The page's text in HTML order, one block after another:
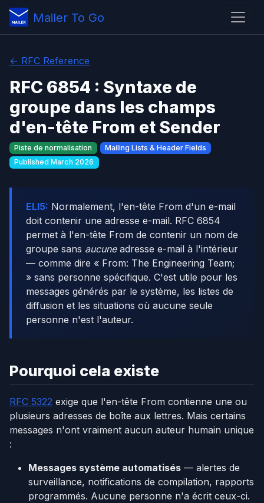
Mailer To Go
← RFC Reference
RFC 6854 : Syntaxe de
groupe dans les champs
d'en-tête From et Sender
Piste de normalisation
Mailing Lists & Header Fields
Published March 2026
ELI5: Normalement, l'en-tête From d'un e-mail
doit contenir une adresse e-mail. RFC 6854
permet à l'en-tête From de contenir un nom de
groupe sans aucuneadresse e-mail à l'intérieur
— comme dire « From: The Engineering Team;
» sans personne spécifique. C'est utile pour les
messages générés par le système, les listes de
diffusion et les situations où aucune seule
personne n'est l'auteur.
Pourquoi cela existe
RFC 5322 exige que l'en-tête From contienne une ou
plusieurs adresses de boîte aux lettres. Mais certains
messages n'ont vraiment aucun auteur humain unique
:
Messages système automatisés — alertes de
surveillance, notifications de compilation, rapports
programmés. Aucune personne n'a écrit ceux-ci.